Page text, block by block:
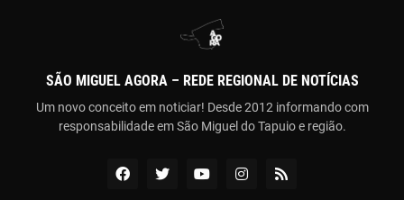
SÃO MIGUEL AGORA – REDE REGIONAL DE NOTÍCIAS
Um novo conceito em noticiar! Desde 2012 informando com
responsabilidade em São Miguel do Tapuio e região.